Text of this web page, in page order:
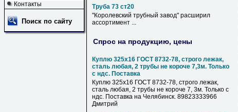
Контакты
Поиск по сайту
Труба 73 ст20
"Королевский трубный завод" расширил
ассортимент ...
Спрос на продукцию, цены
Куплю 325х16 ГОСТ 8732-78, строго лежак,
сталь любая, 2 трубы не короче 7,3м. Только
с ндс. Поставка
Куплю 325х16 ГОСТ 8732-78, строго лежак,
сталь любая, 2 трубы не короче 7, 3м. Только с
ндс. Поставка на Челябинск. 89823333966
Дмитрий